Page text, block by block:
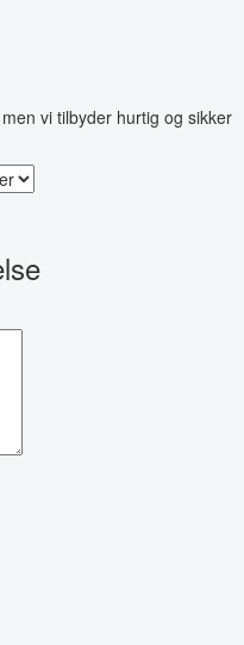
vi tilbyder hurtig og sikker